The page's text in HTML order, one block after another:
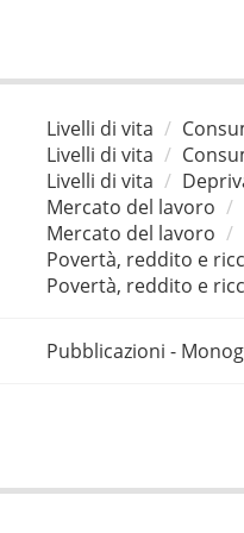
Livelli di vita
Livelli di vita
Livelli di vita
Mercato del lavoro
Mercato del lavoro
Povertà, reddito e
Povertà, reddito e
Pubblicazioni -